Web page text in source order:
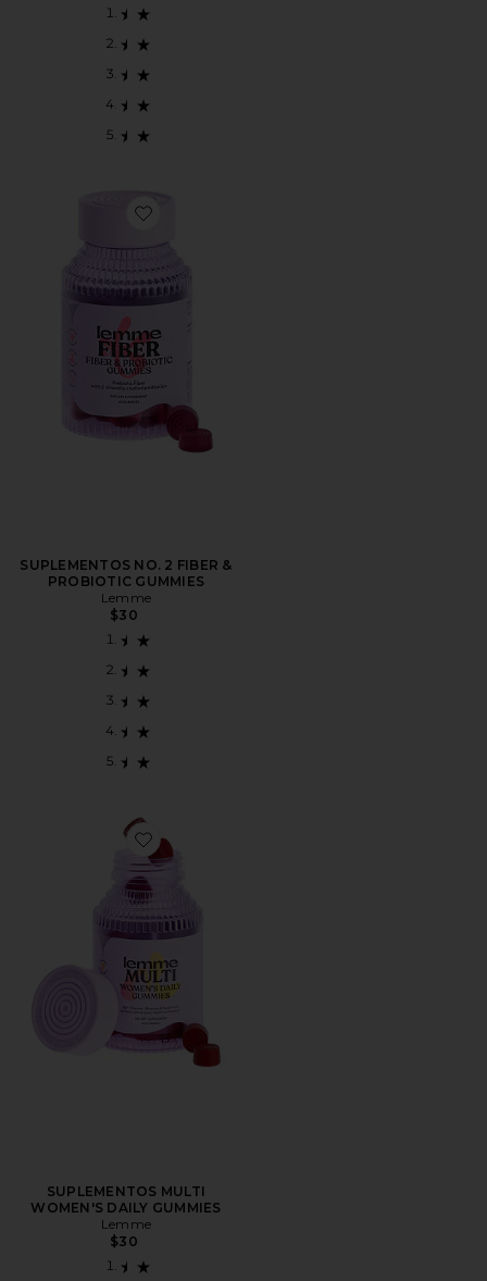
Favorite SUPLEMENTOS NO. 2 FIBER & PROBIOTIC
SUPLEMENTOS NO. 2 FIBER &
PROBIOTIC GUMMIES
Lemme
$30
Favorite SUPLEMENTOS MULTI WOMEN'S DAILY
SUPLEMENTOS MULTI
WOMEN'S DAILY GUMMIES
Lemme
$30